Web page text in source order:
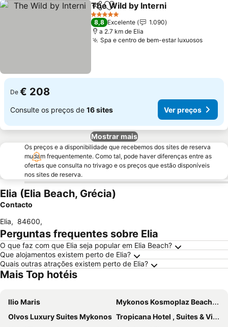
PartilharAdicionar aos favoritos
The Wild by Interni
5 Estrelas
8,8 Excelente
1.090
a 2.7 km de Elia
Spa e centro de bem-estar luxuosos
De € 208
Consulte os preços de 16 sites Ver preços
Mostrar mais
Os preços e a disponibilidade que recebemos dos sites de reserva
mudam frequentemente. Como tal, pode haver diferenças entre as
ofertas que consulta no trivago e os preços que estão disponíveis
nos sites de reserva.
Elia (Elia Beach, Grécia)
Contacto
Elia, 84600,
Perguntas frequentes sobre Elia
O que faz com que Elia seja popular em Elia Beach?
Que alojamentos existem perto de Elia?
Quais outras atrações existem perto de Elia?
Mais Top hotéis
Ilio Maris
Mykonos Kosmoplaz Beach Resort Hotel
Olvos Luxury Suites Mykonos Tropicana Hotel , Suites & Villas Mykonos